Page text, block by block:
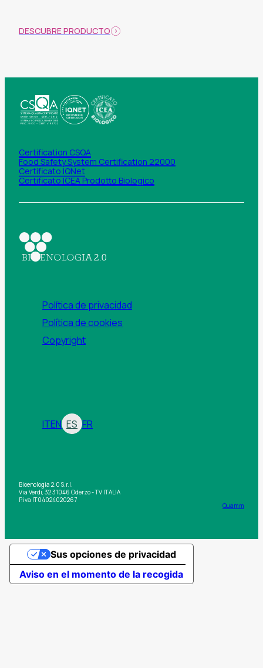
DESCUBRE PRODUCTO
Certification CSQA
Food Safety System Certification 22000
Certificato IQNet
Certificato ICEA Prodotto Biologico
Política de privacidad
Política de cookies
Copyright
ITEN ES FR
Bioenologia 2.0 S.r.l.
Via Verdi, 32 31046 Oderzo - TV ITALIA
P.iva IT04024020267
Quamm
Aviso en el momento de la recogida
Sus opciones de privacidad